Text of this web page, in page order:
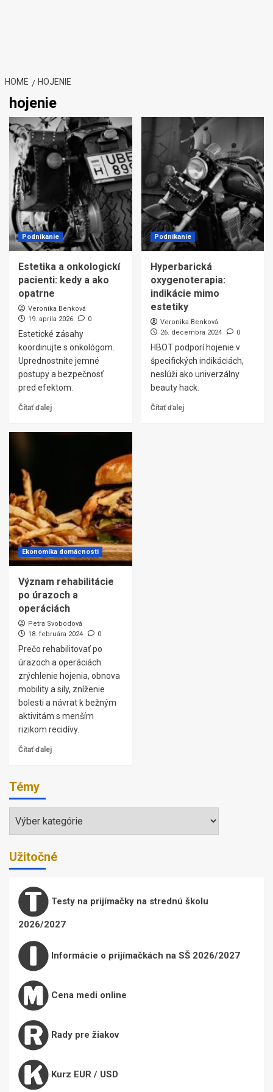
HOME HOJENIE
hojenie
Podnikanie
Estetika a onkologickí
pacienti: kedy a ako
opatrne
Veronika Benková
19. apríla 2026
0
Estetické zásahy
koordinujte s onkológom.
Uprednostnite jemné
postupy a bezpečnosť
pred efektom.
Čítať ďalej
Podnikanie
Hyperbarická
oxygenoterapia:
indikácie mimo
estetiky
Veronika Benková
26. decembra 2024
0
HBOT podporí hojenie v
špecifických indikáciách,
neslúži ako univerzálny
beauty hack.
Čítať ďalej
Ekonomika domácnosti
Význam rehabilitácie
po úrazoch a
operáciách
Petra Svobodová
18. februára 2024
0
Prečo rehabilitovať po
úrazoch a operáciách:
zrýchlenie hojenia, obnova
mobility a sily, zníženie
bolesti a návrat k bežným
aktivitám s menším
rizikom recidívy.
Čítať ďalej
Témy
Témy
Užitočné
Testy na prijímačky na strednú školu
2026/2027
Informácie o prijímačkách na SŠ 2026/2027
Cena medi online
Rady pre žiakov
Kurz EUR / USD